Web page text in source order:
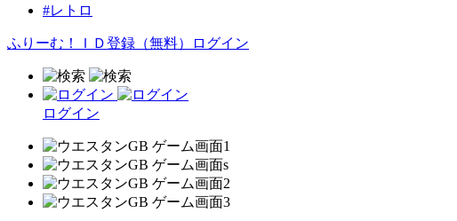
#レトロ
ふりーむ！ＩＤ登録（無料） ログイン
ログイン